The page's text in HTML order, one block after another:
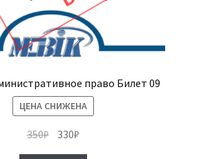
право Билет 09
ЦЕНА СНИЖЕНА
350₽ Первоначальная
цена
330₽
цена: